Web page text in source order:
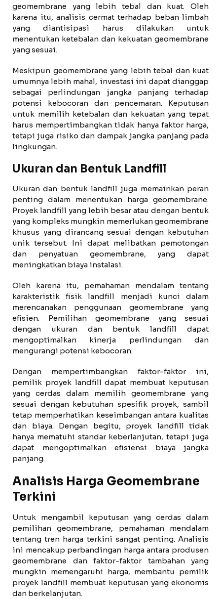
geomembrane yang lebih tebal dan kuat. Oleh
karena itu, analisis cermat terhadap beban limbah
yang diantisipasi harus dilakukan untuk
menentukan ketebalan dan kekuatan geomembrane
yang sesuai.
Meskipun geomembrane yang lebih tebal dan kuat
umumnya lebih mahal, investasi ini dapat dianggap
sebagai perlindungan jangka panjang terhadap
potensi kebocoran dan pencemaran. Keputusan
untuk memilih ketebalan dan kekuatan yang tepat
harus mempertimbangkan tidak hanya faktor harga,
tetapi juga risiko dan dampak jangka panjang pada
lingkungan.
Ukuran dan Bentuk Landfill
Ukuran dan bentuk landfill juga memainkan peran
penting dalam menentukan harga geomembrane.
Proyek landfill yang lebih besar atau dengan bentuk
yang kompleks mungkin memerlukan geomembrane
khusus yang dirancang sesuai dengan kebutuhan
unik tersebut. Ini dapat melibatkan pemotongan
dan penyatuan geomembrane, yang dapat
meningkatkan biaya instalasi.
Oleh karena itu, pemahaman mendalam tentang
karakteristik fisik landfill menjadi kunci dalam
merencanakan penggunaan geomembrane yang
efisien. Pemilihan geomembrane yang sesuai
dengan ukuran dan bentuk landfill dapat
mengoptimalkan kinerja perlindungan dan
mengurangi potensi kebocoran.
Dengan mempertimbangkan faktor-faktor ini,
pemilik proyek landfill dapat membuat keputusan
yang cerdas dalam memilih geomembrane yang
sesuai dengan kebutuhan spesifik proyek, sambil
tetap memperhatikan keseimbangan antara kualitas
dan biaya. Dengan begitu, proyek landfill tidak
hanya mematuhi standar keberlanjutan, tetapi juga
dapat mengoptimalkan efisiensi biaya jangka
panjang.
Analisis Harga Geomembrane
Terkini
Untuk mengambil keputusan yang cerdas dalam
pemilihan geomembrane, pemahaman mendalam
tentang tren harga terkini sangat penting. Analisis
ini mencakup perbandingan harga antara produsen
geomembrane dan faktor-faktor tambahan yang
mungkin memengaruhi harga, membantu pemilik
proyek landfill membuat keputusan yang ekonomis
dan berkelanjutan.